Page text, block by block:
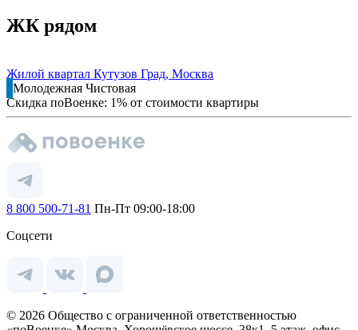
ЖК рядом
Жилой квартал Кутузов Град, Москва
Молодежная Чистовая
Скидка поВоенке: 1% от стоимости квартиры
8 800 500-71-81 Пн-Пт 09:00-18:00
Соцсети
© 2026 Общество с ограниченной ответственностью